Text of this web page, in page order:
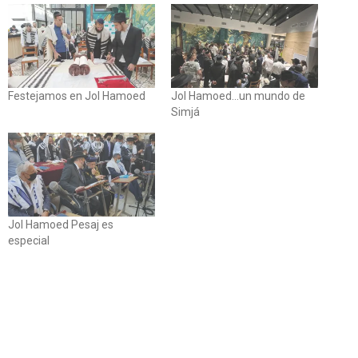
Festejamos en Jol Hamoed
Jol Hamoed...un mundo de
Simjá
Jol Hamoed Pesaj es
especial